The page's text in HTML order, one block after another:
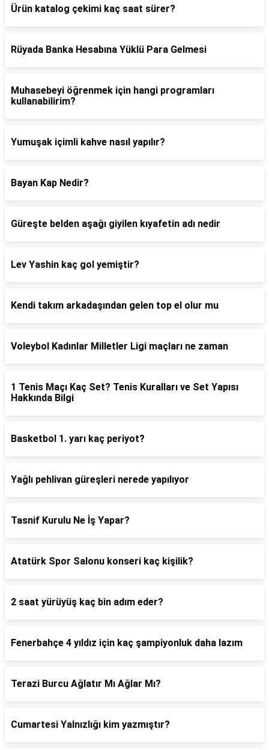
Ürün katalog çekimi kaç saat sürer?
Rüyada Banka Hesabına Yüklü Para Gelmesi
Muhasebeyi öğrenmek için hangi programları
kullanabilirim?
Yumuşak içimli kahve nasıl yapılır?
Bayan Kap Nedir?
Güreşte belden aşağı giyilen kıyafetin adı nedir
Lev Yashin kaç gol yemiştir?
Kendi takım arkadaşından gelen top el olur mu
Voleybol Kadınlar Milletler Ligi maçları ne zaman
1 Tenis Maçı Kaç Set? Tenis Kuralları ve Set Yapısı
Hakkında Bilgi
Basketbol 1. yarı kaç periyot?
Yağlı pehlivan güreşleri nerede yapılıyor
Tasnif Kurulu Ne İş Yapar?
Atatürk Spor Salonu konseri kaç kişilik?
2 saat yürüyüş kaç bin adım eder?
Fenerbahçe 4 yıldız için kaç şampiyonluk daha lazım
Terazi Burcu Ağlatır Mı Ağlar Mı?
Cumartesi Yalnızlığı kim yazmıştır?